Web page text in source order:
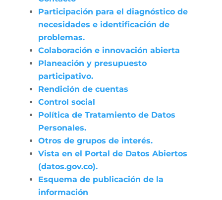
Participación para el diagnóstico de
necesidades e identificación de
problemas.
Colaboración e innovación abierta
Planeación y presupuesto
participativo.
Rendición de cuentas
Control social
Política de Tratamiento de Datos
Personales.
Otros de grupos de interés.
Vista en el Portal de Datos Abiertos
(datos.gov.co).
Esquema de publicación de la
información